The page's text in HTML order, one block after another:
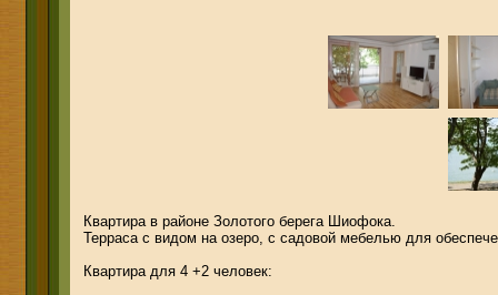
Квартира в районе Золотого берега Шиофока.
Терраса с видом на озеро, с садовой мебелью для
Квартира для 4 +2 человек: